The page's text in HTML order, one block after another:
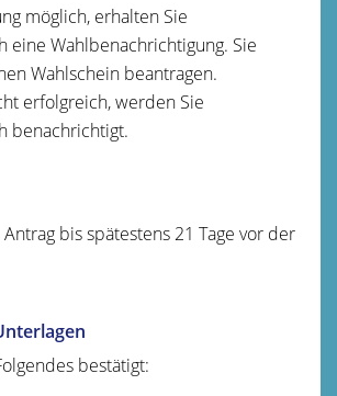
möglich, erhalten Sie
eine Wahlbenachrichtigung. Sie
Wahlschein beantragen.
erfolgreich, werden Sie
benachrichtigt.
bis spätestens 21 Tage vor der
bestätigt: